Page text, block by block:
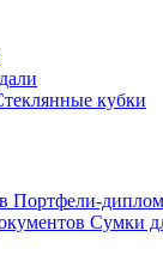
кубки
Портфели-
Сумки